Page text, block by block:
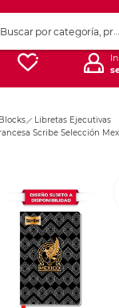
Libretas Ejecutivas
Scribe Selección